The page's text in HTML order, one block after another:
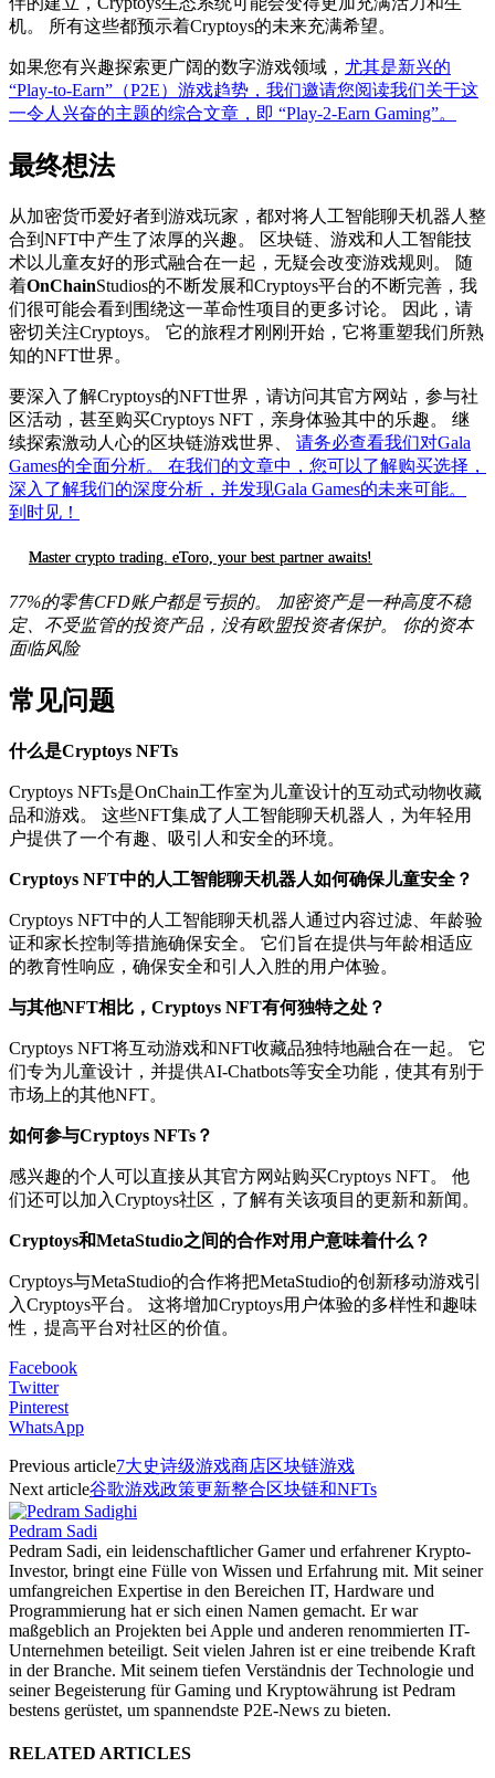
机。 所有这些都预示着Cryptoys的未来充满希望。
如果您有兴趣探索更广阔的数字游戏领域， 尤其是新兴的
“Play-to-Earn”（P2E）游戏趋势，我们邀请您阅读我们关于这
一令人兴奋的主题的综合文章，即 “Play-2-Earn Gaming”。
最终想法
从加密货币爱好者到游戏玩家，都对将人工智能聊天机器人整
合到NFT中产生了浓厚的兴趣。 区块链、游戏和人工智能技
术以儿童友好的形式融合在一起，无疑会改变游戏规则。 随
着OnChainStudios的不断发展和Cryptoys平台的不断完善，我
们很可能会看到围绕这一革命性项目的更多讨论。 因此，请
密切关注Cryptoys。 它的旅程才刚刚开始，它将重塑我们所熟
知的NFT世界。
要深入了解Cryptoys的NFT世界，请访问其官方网站，参与社
区活动，甚至购买Cryptoys NFT，亲身体验其中的乐趣。 继
续探索激动人心的区块链游戏世界、 请务必查看我们对Gala
Games的全面分析。 在我们的文章中，您可以了解购买选择，
深入了解我们的深度分析，并发现Gala Games的未来可能。
到时见！
Master crypto trading. eToro, your best partner awaits!
77%的零售CFD账户都是亏损的。 加密资产是一种高度不稳
定、不受监管的投资产品，没有欧盟投资者保护。 你的资本
面临风险
常见问题
什么是Cryptoys NFTs
Cryptoys NFTs是OnChain工作室为儿童设计的互动式动物收藏
品和游戏。 这些NFT集成了人工智能聊天机器人，为年轻用
户提供了一个有趣、吸引人和安全的环境。
Cryptoys NFT中的人工智能聊天机器人如何确保儿童安全？
Cryptoys NFT中的人工智能聊天机器人通过内容过滤、年龄验
证和家长控制等措施确保安全。 它们旨在提供与年龄相适应
的教育性响应，确保安全和引人入胜的用户体验。
与其他NFT相比，Cryptoys NFT有何独特之处？
Cryptoys NFT将互动游戏和NFT收藏品独特地融合在一起。 它
们专为儿童设计，并提供AI-Chatbots等安全功能，使其有别于
市场上的其他NFT。
如何参与Cryptoys NFTs？
感兴趣的个人可以直接从其官方网站购买Cryptoys NFT。 他
们还可以加入Cryptoys社区，了解有关该项目的更新和新闻。
Cryptoys和MetaStudio之间的合作对用户意味着什么？
Cryptoys与MetaStudio的合作将把MetaStudio的创新移动游戏引
入Cryptoys平台。 这将增加Cryptoys用户体验的多样性和趣味
性，提高平台对社区的价值。
Facebook
Twitter
Pinterest
WhatsApp
Previous article7大史诗级游戏商店区块链游戏
Next article谷歌游戏政策更新整合区块链和NFTs
Pedram Sadi
Pedram Sadi, ein leidenschaftlicher Gamer und erfahrener Krypto-
Investor, bringt eine Fülle von Wissen und Erfahrung mit. Mit seiner
umfangreichen Expertise in den Bereichen IT, Hardware und
Programmierung hat er sich einen Namen gemacht. Er war
maßgeblich an Projekten bei Apple und anderen renommierten IT-
Unternehmen beteiligt. Seit vielen Jahren ist er eine treibende Kraft
in der Branche. Mit seinem tiefen Verständnis der Technologie und
seiner Begeisterung für Gaming und Kryptowährung ist Pedram
bestens gerüstet, um spannendste P2E-News zu bieten.
RELATED ARTICLES